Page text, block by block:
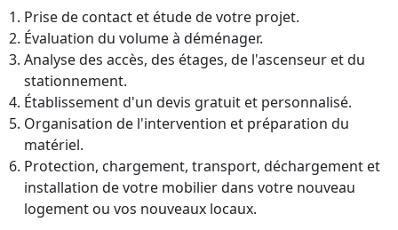
Prise de contact et étude de votre projet.
Évaluation du volume à déménager.
Analyse des accès, des étages, de l'ascenseur et du
stationnement.
Établissement d'un devis gratuit et personnalisé.
Organisation de l'intervention et préparation du
matériel.
Protection, chargement, transport, déchargement et
installation de votre mobilier dans votre nouveau
logement ou vos nouveaux locaux.